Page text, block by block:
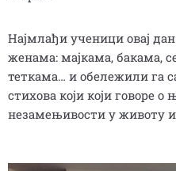
Најмлађи ученици овај
женама: мајкама, бакама,
теткама… и обележили га
стихова који који говоре
незамењивости у животу и